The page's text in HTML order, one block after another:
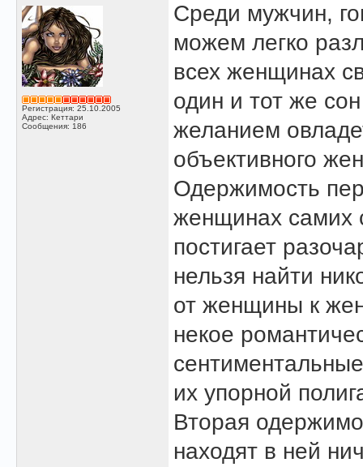
Регистрация: 25.10.2005
Адрес: Кеттари
Сообщения: 186
Среди мужчин,
можем легко
всех женщинах
один и тот же
желанием
объективного
Одержимость
женщинах самих
постигает
нельзя найти
от женщины к
некое
их упорной
Вторая
находят в ней